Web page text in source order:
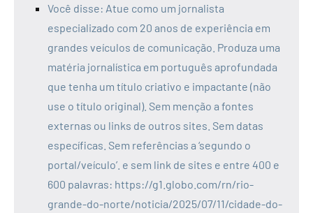
Você disse: Atue como um jornalista
especializado com 20 anos de experiência em
grandes veículos de comunicação. Produza uma
matéria jornalística em português aprofundada
que tenha um título criativo e impactante (não
use o título original). Sem menção a fontes
externas ou links de outros sites. Sem datas
específicas. Sem referências a ‘segundo o
portal/veículo’. e sem link de sites e entre 400 e
600 palavras: https://g1.globo.com/rn/rio-
grande-do-norte/noticia/2025/07/11/cidade-do-